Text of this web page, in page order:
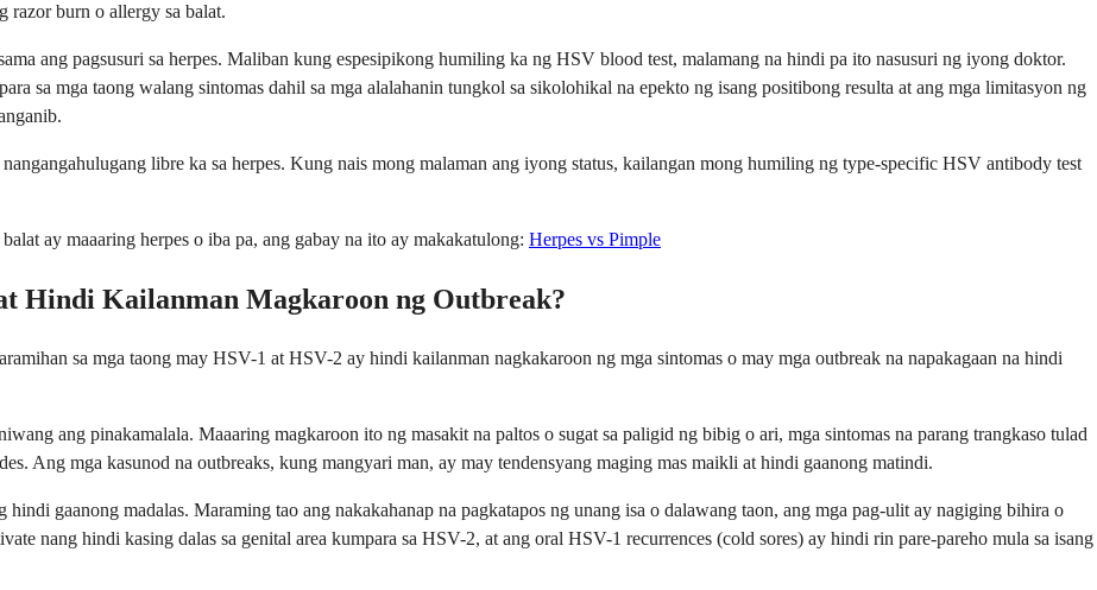
razor burn o allergy sa balat.
ang pagsusuri sa herpes. Maliban kung espesipikong humiling ka ng HSV blood test, malamang na hindi pa ito nasusuri ng iyong doktor.
sa mga taong walang sintomas dahil sa mga alalahanin tungkol sa sikolohikal na epekto ng isang positibong resulta at ang mga limitasyon ng
libre ka sa herpes. Kung nais mong malaman ang iyong status, kailangan mong humiling ng type-specific HSV antibody test
ay maaaring herpes o iba pa, ang gabay na ito ay makakatulong: Herpes vs Pimple
Hindi Kailanman Magkaroon ng Outbreak?
sa mga taong may HSV-1 at HSV-2 ay hindi kailanman nagkakaroon ng mga sintomas o may mga outbreak na napakagaan na hindi
ang pinakamalala. Maaaring magkaroon ito ng masakit na paltos o sugat sa paligid ng bibig o ari, mga sintomas na parang trangkaso tulad
Ang mga kasunod na outbreaks, kung mangyari man, ay may tendensyang maging mas maikli at hindi gaanong matindi.
gaanong madalas. Maraming tao ang nakakahanap na pagkatapos ng unang isa o dalawang taon, ang mga pag-ulit ay nagiging bihira o
nang hindi kasing dalas sa genital area kumpara sa HSV-2, at ang oral HSV-1 recurrences (cold sores) ay hindi rin pare-pareho mula sa isang